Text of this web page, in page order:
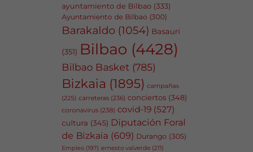
ayuntamiento de Bilbao (333)
Ayuntamiento de Bilbao (300)
Barakaldo (1054) Basauri
(351) Bilbao (4428)
Bilbao Basket (785)
Bizkaia (1895) campañas
(225) carreteras (236) conciertos (348)
coronavirus (238) covid-19 (527)
cultura (345) Diputación Foral
de Bizkaia (609) Durango (305)
Empleo (197) ernesto valverde (211)